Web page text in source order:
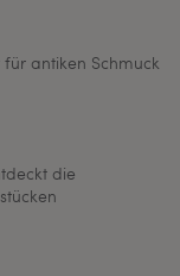
doch einmal
mit uns
eine
können
Artikel
den vollen
antiken Schmuck
die